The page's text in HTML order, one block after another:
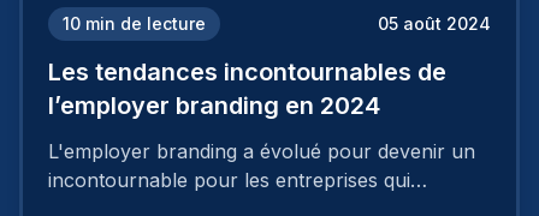
10 min de lecture 05 août 2024
Les tendances incontournables de
l’employer branding en 2024
L'employer branding a évolué pour devenir un
incontournable pour les entreprises qui